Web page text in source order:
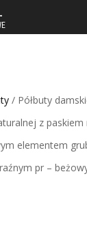
/ Półbuty
z paskiem
elementem
pr –